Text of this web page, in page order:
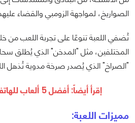
الصواريخ، لمواجهة الزومبي والقضاء
تُضفي اللعبة تنوعًا على تجربة اللعب من
المختلفين، مثل "المدخن" الذي يُطلق
"الصراخ" الذي يُصدر صرخة مدوية تُذهل
إقرأ أيضاً: أفضل 5 ألعاب للهاتف في شهر رمضان
مميزات اللعبة: